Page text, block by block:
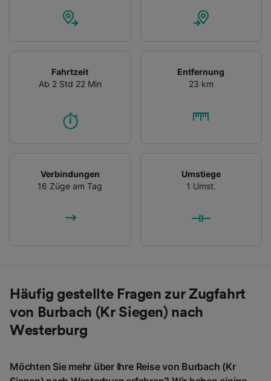
Fahrtzeit
Ab 2 Std 22 Min
Entfernung
23 km
Verbindungen
16 Züge am Tag
Umstiege
1 Umst.
Häufig gestellte Fragen zur Zugfahrt
von Burbach (Kr Siegen) nach
Westerburg
Möchten Sie mehr über Ihre Reise von Burbach (Kr